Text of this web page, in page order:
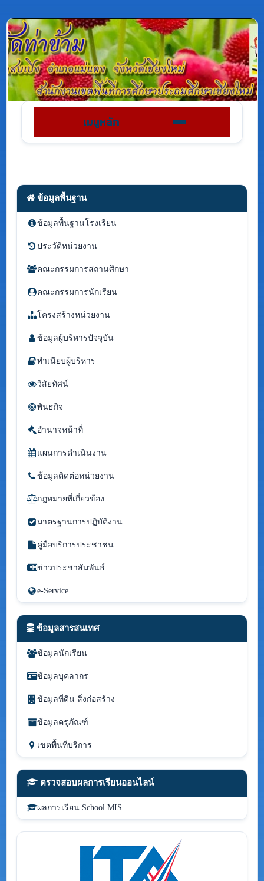
เมนูหลัก
ข้อมูลพื้นฐาน
ข้อมูลพื้นฐานโรงเรียน
ประวัติหน่วยงาน
คณะกรรมการสถานศึกษา
คณะกรรมการนักเรียน
โครงสร้างหน่วยงาน
ข้อมูลผู้บริหารปัจจุบัน
ทำเนียบผู้บริหาร
วิสัยทัศน์
พันธกิจ
อำนาจหน้าที่
แผนการดำเนินงาน
ข้อมูลติดต่อหน่วยงาน
กฎหมายที่เกี่ยวข้อง
มาตรฐานการปฏิบัติงาน
คู่มือบริการประชาชน
ข่าวประชาสัมพันธ์
e-Service
ข้อมูลสารสนเทศ
ข้อมูลนักเรียน
ข้อมูลบุคลากร
ข้อมูลที่ดิน สิ่งก่อสร้าง
ข้อมูลครุภัณฑ์
เขตพื้นที่บริการ
ตรวจสอบผลการเรียนออนไลน์
ผลการเรียน School MIS